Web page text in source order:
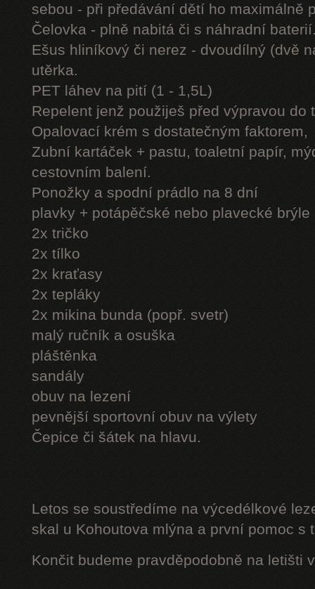
sebou - při předávání dětí ho maximálně
Čelovka - plně nabitá či s náhradní
Ešus hliníkový či nerez - dvoudílný (dvě
utěrka.
PET láhev na pití (1 - 1,5L)
Repelent jenž použiješ před výpravou do
Opalovací krém s dostatečným faktorem,
Zubní kartáček + pastu, toaletní papír,
cestovním balení.
Ponožky a spodní prádlo na 8 dní
plavky + potápěčské nebo plavecké brýle
2x tričko
2x tílko
2x kraťasy
2x tepláky
2x mikina bunda (popř. svetr)
malý ručník a osuška
pláštěnka
sandály
obuv na lezení
pevnější sportovní obuv na výlety
Čepice či šátek na hlavu.
Letos se soustředíme na výcedélkové
skal u Kohoutova mlýna a první pomoc s
Končit budeme pravděpodobně na letišti